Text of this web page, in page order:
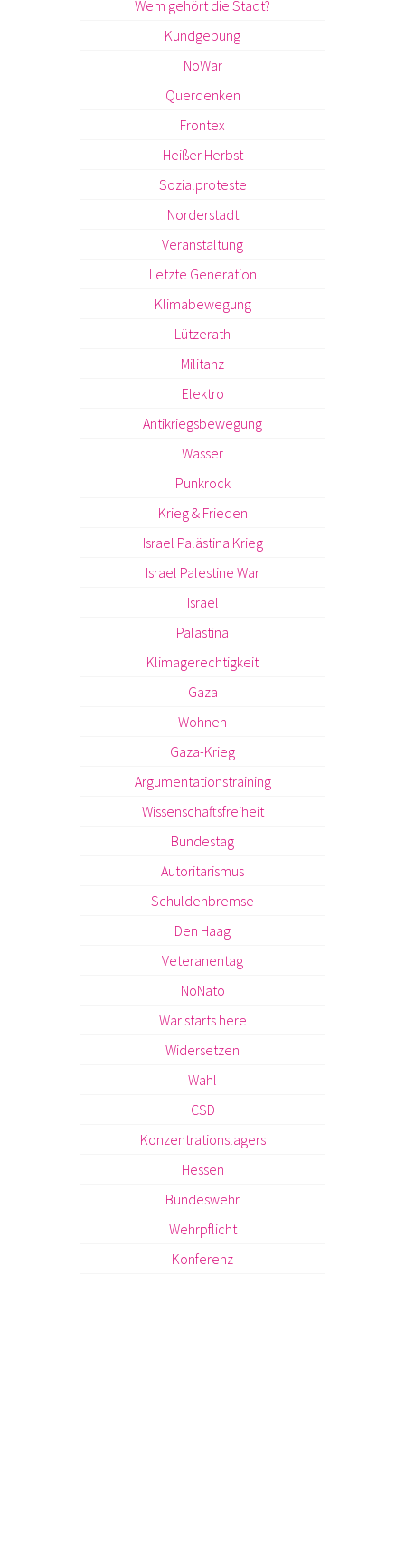
Wem gehört die Stadt?
Kundgebung
NoWar
Querdenken
Frontex
Heißer Herbst
Sozialproteste
Norderstadt
Veranstaltung
Letzte Generation
Klimabewegung
Lützerath
Militanz
Elektro
Antikriegsbewegung
Wasser
Punkrock
Krieg & Frieden
Israel Palästina Krieg
Israel Palestine War
Israel
Palästina
Klimagerechtigkeit
Gaza
Wohnen
Gaza-Krieg
Argumentationstraining
Wissenschaftsfreiheit
Bundestag
Autoritarismus
Schuldenbremse
Den Haag
Veteranentag
NoNato
War starts here
Widersetzen
Wahl
CSD
Konzentrationslagers
Hessen
Bundeswehr
Wehrpflicht
Konferenz